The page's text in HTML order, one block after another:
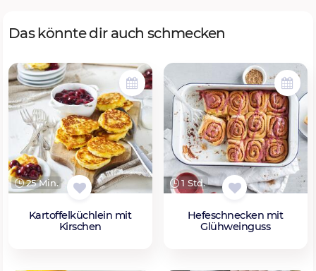
Das könnte dir auch schmecken
25 Min.
Kartoffelküchlein mit
Kirschen
1 Std.
Hefeschnecken mit
Glühweinguss